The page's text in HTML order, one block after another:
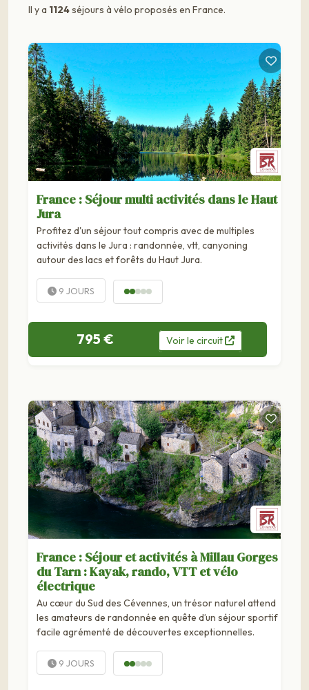
Il y a 1124séjours à vélo proposés en France.
France : Séjour multi activités dans le Haut
Jura
Profitez d'un séjour tout compris avec de multiples
activités dans le Jura : randonnée, vtt, canyoning
autour des lacs et forêts du Haut Jura.
9 JOURS
795 € Voirle circuit
France : Séjour et activités à Millau Gorges
du Tarn : Kayak, rando, VTT et vélo
électrique
Au cœur du Sud des Cévennes, un trésor naturel attend
les amateurs de randonnée en quête d’un séjour sportif
facile agrémenté de découvertes exceptionnelles.
9 JOURS